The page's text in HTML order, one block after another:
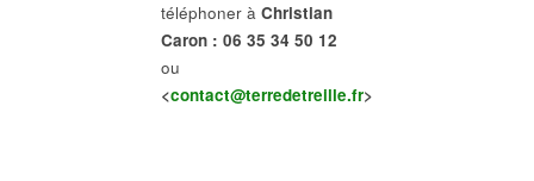
téléphoner à Christian
Caron : 06 35 34 50 12
ou
<contact@terredetreille.fr>